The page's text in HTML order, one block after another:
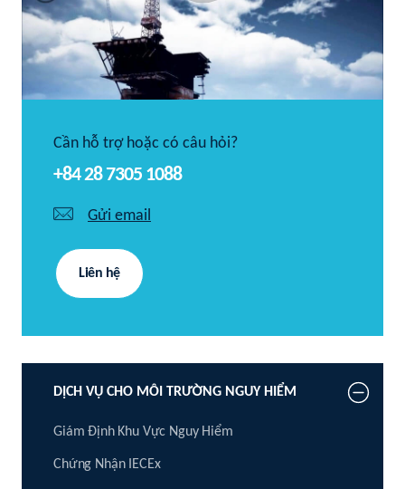
Cần hỗ trợ hoặc có câu hỏi?
+84 28 7305 1088
Gửi email
Liên hệ
DỊCH VỤ CHO MÔI TRƯỜNG NGUY HIỂM
Giám Định Khu Vực Nguy Hiểm
Chứng Nhận IECEx